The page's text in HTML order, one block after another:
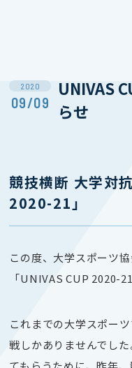
2020
09/09
UNIVAS
らせ
競技横断 大学対
2020-21」
この度、大学スポーツ
「UNIVAS CUP 2020-
これまでの大学スポー
戦しかありませんでし